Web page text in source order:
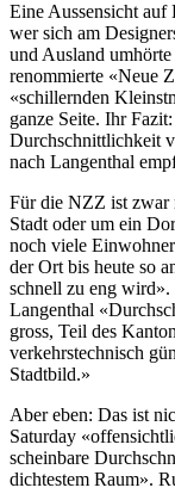
Eine Aussensicht auf
wer sich am
und Ausland
renommierte «Neue
«schillernden
ganze Seite. Ihr
Durchschnittlichkeit
nach Langenthal
Für die NZZ ist zwar
Stadt oder um ein
noch viele
der Ort bis heute so
schnell zu eng wird».
Langenthal
gross, Teil des
verkehrstechnisch
Stadtbild.»
Aber eben: Das ist
Saturday
scheinbare
dichtestem Raum».